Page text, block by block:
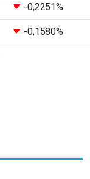
-0,2251%
-0,1580%